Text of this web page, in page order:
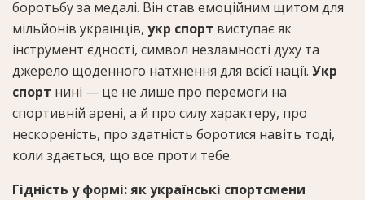
боротьбу за медалі. Він став емоційним щитом для
мільйонів українців, укр спорт виступає як
інструмент єдності, символ незламності духу та
джерело щоденного натхнення для всієї нації. Укр
спорт нині — це не лише про перемоги на
спортивній арені, а й про силу характеру, про
нескореність, про здатність боротися навіть тоді,
коли здається, що все проти тебе.
Гідність у формі: як українські спортсмени